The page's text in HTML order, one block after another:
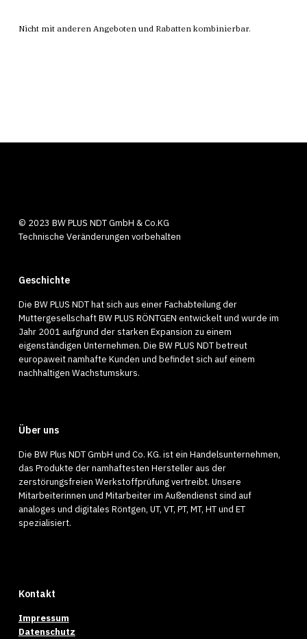
Nicht mit anderen Angeboten und Rabatten kombinierbar.
© 2023 BW PLUS NDT GmbH & Co.KG
Technische Veränderungen vorbehalten
Geschichte
Die BW PLUS NDT hat sich aus einer Fachabteilung der
Muttergesellschaft BW PLUS RÖNTGEN entwickelt und wurde im
Jahr 2001 aufgrund der starken Expansion zu einem
eigenständigen Unternehmen. Die BW PLUS NDT betreut
europaweit namhafte Kunden und befindet sich auf einem
nachhaltigen Wachstumskurs.
Über uns
Die BW Plus NDT GmbH und Co. KG. ist ein Handelsunternehmen,
das Produkte der namhaftesten Hersteller aus der
zerstörungsfreien Werkstoffprüfung vertreibt. Unsere
Mitarbeiterinnen und Mitarbeiter im Außendienst sind auf
analoges und digitales Röntgen, UT, VT, PT, MT, HT und ET
spezialisiert.
Kontakt
Impressum
Datenschutz